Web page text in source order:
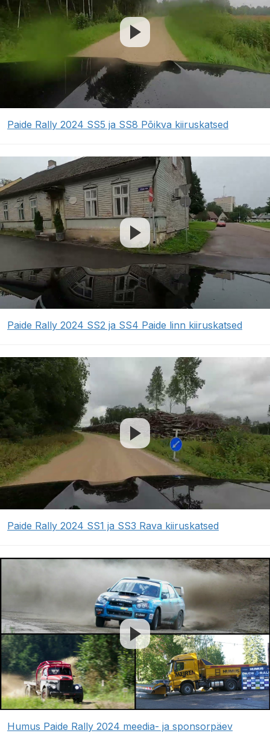
Paide Rally 2024 SS5 ja SS8 Põikva kiiruskatsed
Paide Rally 2024 SS2 ja SS4 Paide linn kiiruskatsed
Paide Rally 2024 SS1 ja SS3 Rava kiiruskatsed
Humus Paide Rally 2024 meedia- ja sponsorpäev